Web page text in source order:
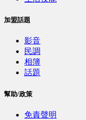
加盟話題
影音
民調
相簿
話題
幫助/政策
免責聲明